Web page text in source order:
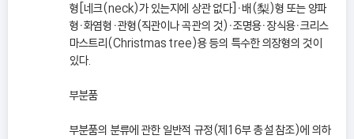
형[네크(neck)가 있는지에 상관 없다]ㆍ배(梨)형 또는 양파
형ㆍ화염형ㆍ관형(직관이나 곡관의 것)ㆍ조명용ㆍ장식용ㆍ크리스
마스트리(Christmas tree)용 등의 특수한 의장형의 것이
있다.
부분품
부분품의 분류에 관한 일반적 규정(제16부 총설 참조)에 의하